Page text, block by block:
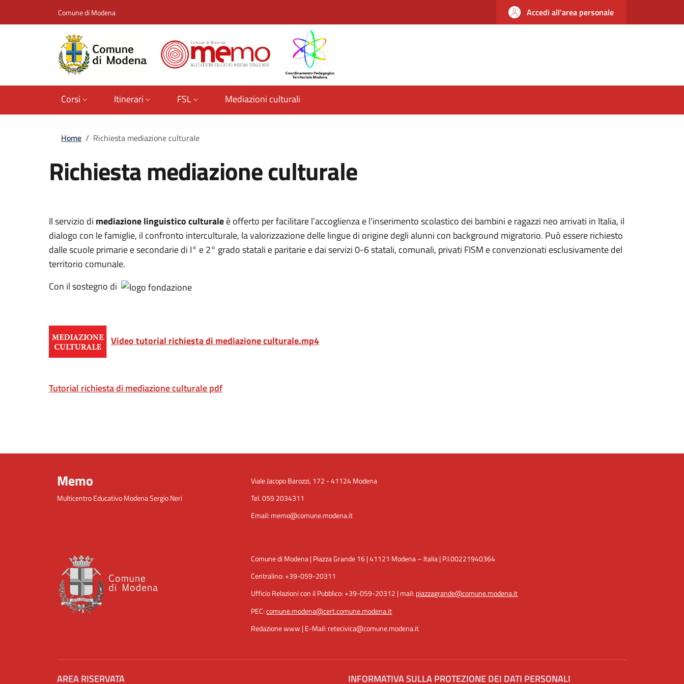
Comune di Modena Accedi all'area personale
Corsi Itinerari FSL Mediazioni culturali
Briciole di pane
Home / Richiesta mediazione culturale
Richiesta mediazione culturale
Il servizio di mediazione linguistico culturaleè offerto per facilitare l’accoglienza e l’inserimento scolastico dei bambini e ragazzi neo arrivati in Italia, il
dialogo con le famiglie, il confronto interculturale, la valorizzazione delle lingue di origine degli alunni con background migratorio. Può essere richiesto
dalle scuole primarie e secondarie di I° e 2° grado statali e paritarie e dai servizi 0-6 statali, comunali, privati FISM e convenzionati esclusivamente del
territorio comunale.
Con il sostegno di
Video tutorial richiesta di mediazione culturale.mp4
Tutorial richiesta di mediazione culturale pdf
Memo
Multicentro Educativo Modena Sergio Neri
Viale Jacopo Barozzi, 172 - 41124 Modena
Tel. 059 2034311
Email: memo@comune.modena.it
Comune di Modena | Piazza Grande 16 | 41121 Modena – Italia | P.I.00221940364
Centralino: +39-059-20311
Ufficio Relazioni con il Pubblico: +39-059-20312 | mail: piazzagrande@comune.modena.it
PEC:comune.modena@cert.comune.modena.it
Redazione www | E-Mail: retecivica@comune.modena.it
AREA RISERVATA INFORMATIVA SULLA PROTEZIONE DEI DATI PERSONALI